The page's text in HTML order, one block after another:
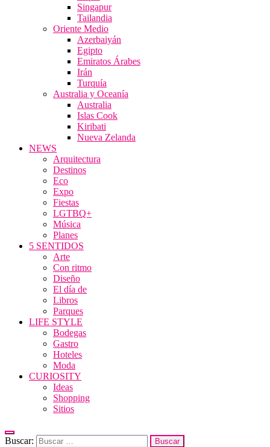
Singapur
Tailandia
Oriente Medio
Azerbaiyán
Egipto
Emiratos Árabes
Irán
Turquía
Australia y Oceanía
Australia
Islas Cook
Kiribati
Nueva Zelanda
NEWS
Arquitectura
Destinos
Eco
Expo
Fiestas
LGTBQ+
Música
Planes
5 SENTIDOS
Arte
Con ritmo
Diseño
El día de
Libros
Parques
LIFE STYLE
Bodegas
Gastro
Hoteles
Moda
CURIOSITY
Ideas
Shopping
Sitios
Buscar: